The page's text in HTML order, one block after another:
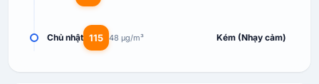
Chủ nhật 115 48 µg/m³ Kém (Nhạy cảm)